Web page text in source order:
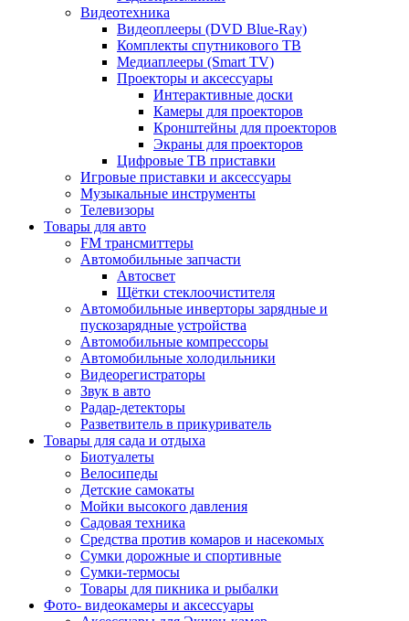
Видеотехника
Видеоплееры (DVD Blue-Ray)
Комплекты спутникового ТВ
Медиаплееры (Smart TV)
Проекторы и аксессуары
Интерактивные доски
Камеры для проекторов
Кронштейны для проекторов
Экраны для проекторов
Цифровые ТВ приставки
Игровые приставки и аксессуары
Музыкальные инструменты
Телевизоры
Товары для авто
FM трансмиттеры
Автомобильные запчасти
Автосвет
Щётки стеклоочистителя
Автомобильные инверторы зарядные и
пускозарядные устройства
Автомобильные компрессоры
Автомобильные холодильники
Видеорегистраторы
Звук в авто
Радар-детекторы
Разветвитель в прикуриватель
Товары для сада и отдыха
Биотуалеты
Велосипеды
Детские самокаты
Мойки высокого давления
Садовая техника
Средства против комаров и насекомых
Сумки дорожные и спортивные
Сумки-термосы
Товары для пикника и рыбалки
Фото- видеокамеры и аксессуары